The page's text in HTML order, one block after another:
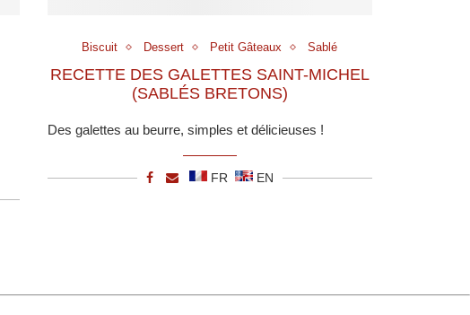
Biscuit Dessert Petit Gâteaux Sablé
RECETTE DES GALETTES SAINT-MICHEL
(SABLÉS BRETONS)
Des galettes au beurre, simples et délicieuses !
FR EN